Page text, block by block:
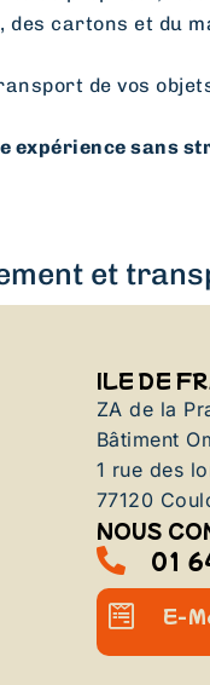
cartons et du
de vos
expérience sans
et
ILE DE
ZA de la
Bâtiment
1 rue des
77120
NOUS
01
E-